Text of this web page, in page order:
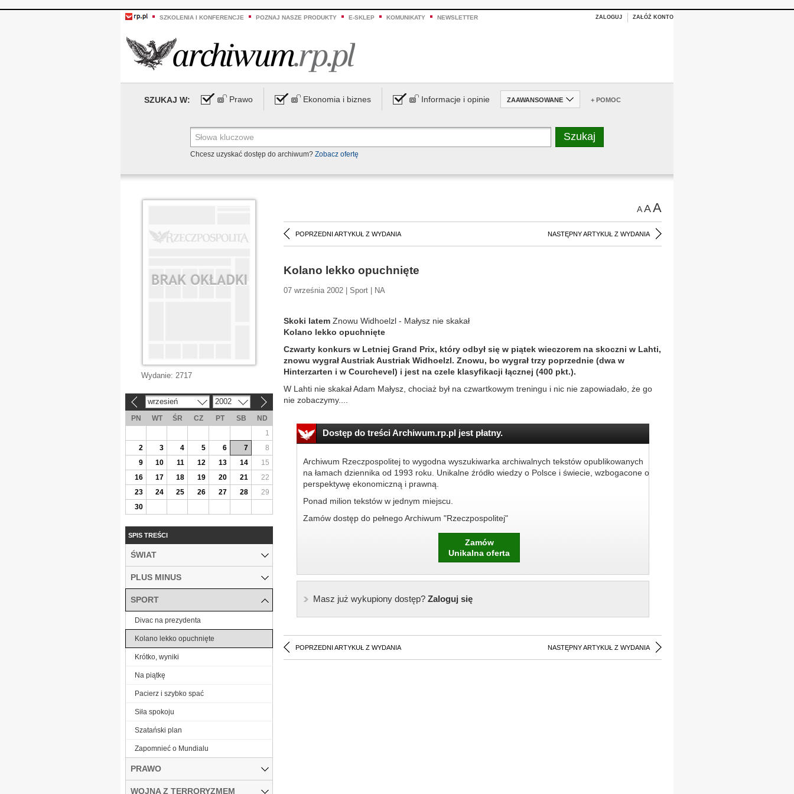
SZKOLENIA I KONFERENCJE POZNAJ NASZE PRODUKTY E-SKLEP KOMUNIKATY NEWSLETTER ZALOGUJ ZAŁÓŻ KONTO
SZUKAJ W: Prawo Ekonomia i biznes Informacje i opinie ZAAWANSOWANE + POMOC
Chcesz uzyskać dostęp do archiwum? Zobacz ofertę
AAA
POPRZEDNI ARTYKUŁ Z WYDANIA NASTĘPNY ARTYKUŁ Z WYDANIA
Kolano lekko opuchnięte
07 września 2002 | Sport | NA
Skoki latem Znowu Widhoelzl - Małysz nie skakał
Kolano lekko opuchnięte
Czwarty konkurs w Letniej Grand Prix, który odbył się w piątek wieczorem na skoczni w Lahti,
znowu wygrał Austriak Austriak Widhoelzl. Znowu, bo wygrał trzy poprzednie (dwa w
Hinterzarten i w Courchevel) i jest na czele klasyfikacji łącznej (400 pkt.).
W Lahti nie skakał Adam Małysz, chociaż był na czwartkowym treningu i nic nie zapowiadało, że go
nie zobaczymy....
Dostęp do treści Archiwum.rp.pl jest płatny.
Archiwum Rzeczpospolitej to wygodna wyszukiwarka archiwalnych tekstów opublikowanych
na łamach dziennika od 1993 roku. Unikalne źródło wiedzy o Polsce i świecie, wzbogacone o
perspektywę ekonomiczną i prawną.
Ponad milion tekstów w jednym miejscu.
Zamów dostęp do pełnego Archiwum "Rzeczpospolitej"
Zamów
Unikalna oferta
Masz już wykupiony dostęp?Zaloguj się
POPRZEDNI ARTYKUŁ Z WYDANIA NASTĘPNY ARTYKUŁ Z WYDANIA
Wydanie: 2717
wrzesień 2002
PN WT ŚR CZ PT SB
ND
1
2
3 4 5 6 7
8
9
10 11 12 13 14
15
16
17 18 19 20 21
22
23
24 25 26 27 28
29
30
SPIS TREŚCI
ŚWIAT
PLUS MINUS
SPORT
Divac na prezydenta
Kolano lekko opuchnięte
Krótko, wyniki
Na piątkę
Pacierz i szybko spać
Siła spokoju
Szatański plan
Zapomnieć o Mundialu
PRAWO
WOJNA Z TERRORYZMEM